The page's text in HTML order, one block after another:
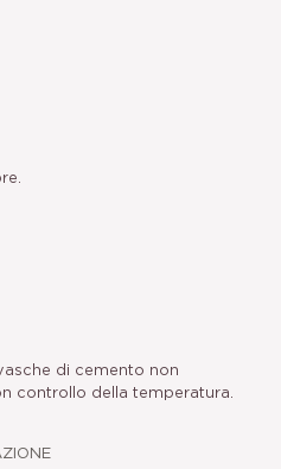
di cemento non
controllo della temperatura.